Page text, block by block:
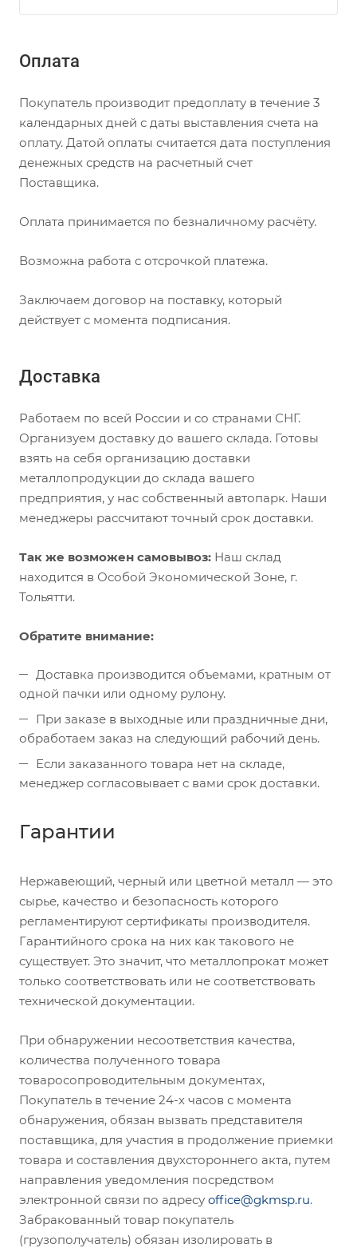
Оплата
Покупатель производит предоплату в течение 3
календарных дней с даты выставления счета на
оплату. Датой оплаты считается дата поступления
денежных средств на расчетный счет
Поставщика.
Оплата принимается по безналичному расчёту.
Возможна работа с отсрочкой платежа.
Заключаем договор на поставку, который
действует с момента подписания.
Доставка
Работаем по всей России и со странами СНГ.
Организуем доставку до вашего склада. Готовы
взять на себя организацию доставки
металлопродукции до склада вашего
предприятия, у нас собственный автопарк. Наши
менеджеры рассчитают точный срок доставки.
Так же возможен самовывоз: Наш склад
находится в Особой Экономической Зоне, г.
Тольятти.
Обратите внимание:
Доставка производится объемами, кратным от
одной пачки или одному рулону.
При заказе в выходные или праздничные дни,
обработаем заказ на следующий рабочий день.
Если заказанного товара нет на складе,
менеджер согласовывает с вами срок доставки.
Гарантии
Нержавеющий, черный или цветной металл — это
сырье, качество и безопасность которого
регламентируют сертификаты производителя.
Гарантийного срока на них как такового не
существует. Это значит, что металлопрокат может
только соответствовать или не соответствовать
технической документации.
При обнаружении несоответствия качества,
количества полученного товара
товаросопроводительным документах,
Покупатель в течение 24-х часов с момента
обнаружения, обязан вызвать представителя
поставщика, для участия в продолжение приемки
товара и составления двухстороннего акта, путем
направления уведомления посредством
электронной связи по адресу office@gkmsp.ru.
Забракованный товар покупатель
(грузополучатель) обязан изолировать в